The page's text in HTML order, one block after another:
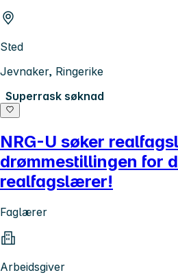
Sted
Jevnaker, Ringerike
Superrask søknad
NRG-U søker
drømmestillingen for
realfagslærer!
Faglærer
Arbeidsgiver